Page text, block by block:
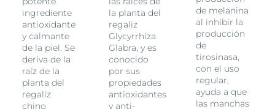
tiene una textura ligera y agradable que se absorbe
rápidamente y está clínicamente y
dermatológicamente probado que es bien tolerado,
incluso por la
piel sensible.
(1) Cumple con los altos estándares de protección UVA
y UVB definidos por Cosmetics Europe. Los niveles de
protección UVA son superiores a la recomendación de
la UE.
ingrediente
antioxidante
y calmante
de la piel. Se
deriva de la
raíz de la
planta del
regaliz
chino
la planta del
regaliz
Glycyrrhiza
Glabra, y es
conocido
por sus
propiedades
antioxidantes
y anti-
de melanina
al inhibir la
producción
de
tirosinasa,
con el uso
regular,
ayuda a que
las manchas